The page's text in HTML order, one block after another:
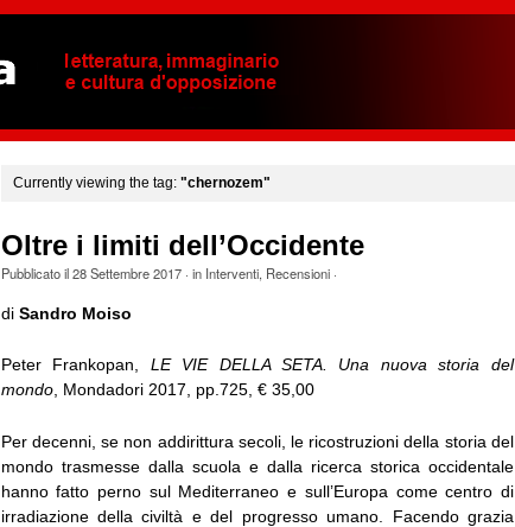
Currently viewing the tag: "chernozem"
Oltre i limiti dell’Occidente
Pubblicato il28 Settembre 2017· in Interventi, Recensioni·
di Sandro Moiso
Peter Frankopan, LE VIE DELLA SETA. Una nuova storia del
mondo, Mondadori 2017, pp.725, € 35,00
Per decenni, se non addirittura secoli, le ricostruzioni della storia del
mondo trasmesse dalla scuola e dalla ricerca storica occidentale
hanno fatto perno sul Mediterraneo e sull’Europa come centro di
irradiazione della civiltà e del progresso umano. Facendo grazia